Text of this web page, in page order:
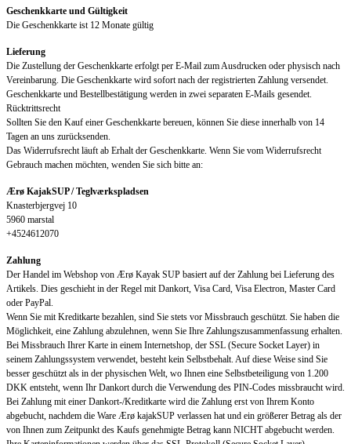
Geschenkkarte und Gültigkeit
Die Geschenkkarte ist 12 Monate gültig
Lieferung
Die Zustellung der Geschenkkarte erfolgt per E-Mail zum Ausdrucken oder physisch nach
Vereinbarung. Die Geschenkkarte wird sofort nach der registrierten Zahlung versendet.
Geschenkkarte und Bestellbestätigung werden in zwei separaten E-Mails gesendet.
Rücktrittsrecht
Sollten Sie den Kauf einer Geschenkkarte bereuen, können Sie diese innerhalb von 14
Tagen an uns zurücksenden.
Das Widerrufsrecht läuft ab Erhalt der Geschenkkarte. Wenn Sie vom Widerrufsrecht
Gebrauch machen möchten, wenden Sie sich bitte an:
Ærø KajakSUP / Teglværkspladsen
Knasterbjergvej 10
5960 marstal
+4524612070
Zahlung
Der Handel im Webshop von Ærø Kayak SUP basiert auf der Zahlung bei Lieferung des
Artikels. Dies geschieht in der Regel mit Dankort, Visa Card, Visa Electron, Master Card
oder PayPal.
Wenn Sie mit Kreditkarte bezahlen, sind Sie stets vor Missbrauch geschützt. Sie haben die
Möglichkeit, eine Zahlung abzulehnen, wenn Sie Ihre Zahlungszusammenfassung erhalten.
Bei Missbrauch Ihrer Karte in einem Internetshop, der SSL (Secure Socket Layer) in
seinem Zahlungssystem verwendet, besteht kein Selbstbehalt. Auf diese Weise sind Sie
besser geschützt als in der physischen Welt, wo Ihnen eine Selbstbeteiligung von 1.200
DKK entsteht, wenn Ihr Dankort durch die Verwendung des PIN-Codes missbraucht wird.
Bei Zahlung mit einer Dankort-/Kreditkarte wird die Zahlung erst von Ihrem Konto
abgebucht, nachdem die Ware Ærø kajakSUP verlassen hat und ein größerer Betrag als der
von Ihnen zum Zeitpunkt des Kaufs genehmigte Betrag kann NICHT abgebucht werden.